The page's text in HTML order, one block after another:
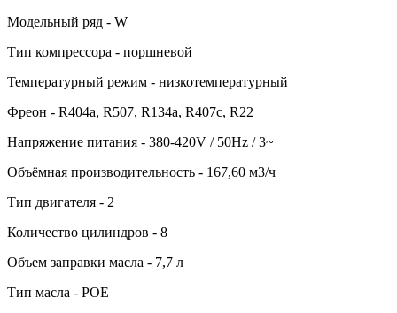
Модельный ряд - W
Тип компрессора - поршневой
Температурный режим - низкотемпературный
Фреон - R404a, R507, R134a, R407c, R22
Напряжение питания - 380-420V / 50Hz / 3~
Объёмная производительность - 167,60 м3/ч
Тип двигателя - 2
Количество цилиндров - 8
Объем заправки масла - 7,7 л
Тип масла - POE